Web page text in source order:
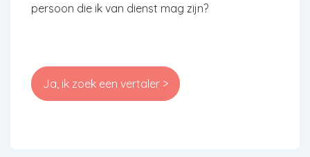
persoon die ik van dienst mag zijn?
Ja, ik zoek een vertaler >